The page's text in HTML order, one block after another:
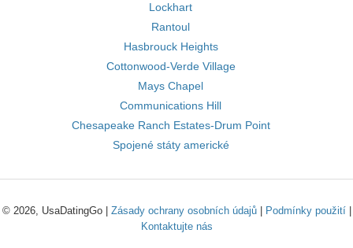
Lockhart
Rantoul
Hasbrouck Heights
Cottonwood-Verde Village
Mays Chapel
Communications Hill
Chesapeake Ranch Estates-Drum Point
Spojené státy americké
© 2026, UsaDatingGo | Zásady ochrany osobních údajů| Podmínky použití|
Kontaktujte nás